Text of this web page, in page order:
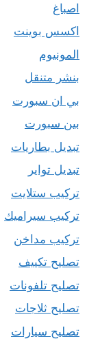
اصباغ
اكسس بوينت
المونيوم
بنشر متنقل
بي ان سبورت
بين سبورت
تبديل بطاريات
تبديل تواير
تركيب ستلايت
تركيب سيراميك
تركيب مداخن
تصليح تكييف
تصليح تلفونات
تصليح ثلاجات
تصليح سيارات